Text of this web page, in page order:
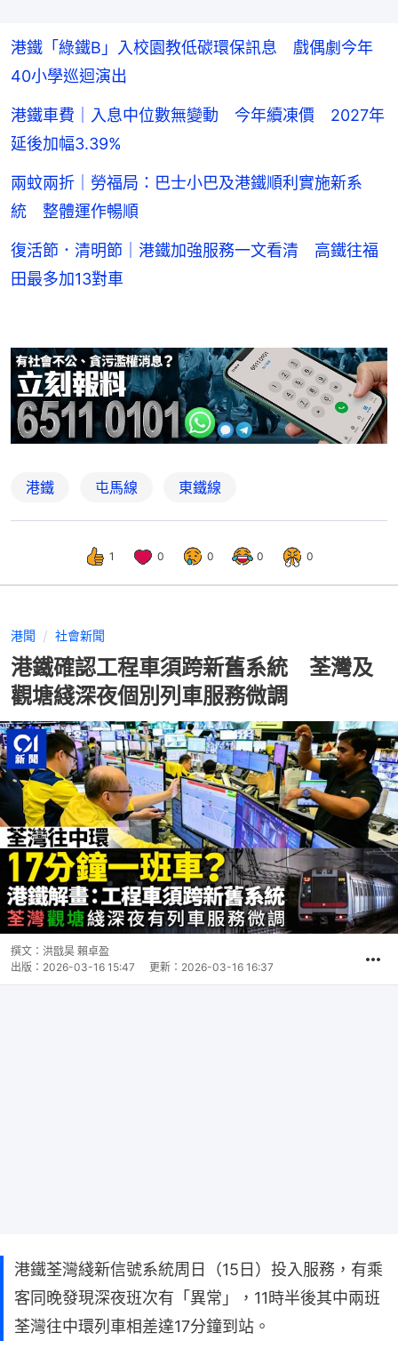
港鐵「綠鐵B」入校園教低碳環保訊息 戲偶劇今年
40小學巡迴演出
港鐵車費｜入息中位數無變動 今年續凍價 2027年
延後加幅3.39%
兩蚊兩折｜勞福局：巴士小巴及港鐵順利實施新系
統 整體運作暢順
復活節．清明節｜港鐵加強服務一文看清 高鐵往福
田最多加13對車
港鐵 屯馬線 東鐵線
1 0 0 0 0
港聞 社會新聞
港鐵確認工程車須跨新舊系統 荃灣及
觀塘綫深夜個別列車服務微調
撰文： 洪戩昊 賴卓盈
出版： 2026-03-16 15:47 更新： 2026-03-16 16:37
港鐵荃灣綫新信號系統周日（15日）投入服務，有乘
客同晚發現深夜班次有「異常」，11時半後其中兩班
荃灣往中環列車相差達17分鐘到站。